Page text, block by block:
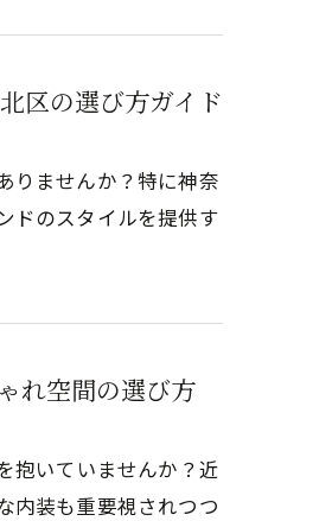
区の選び方ガイド
りませんか？特に神奈
ドのスタイルを提供す
れ空間の選び方
抱いていませんか？近
内装も重要視されつつ